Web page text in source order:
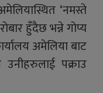
‘नमस्ते
हुँदैछ भन्ने गोप्य
अमेलिया बाट
पक्राउ